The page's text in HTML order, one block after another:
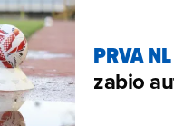
PRVA NL
zabio